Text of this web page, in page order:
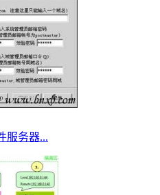
服务器...